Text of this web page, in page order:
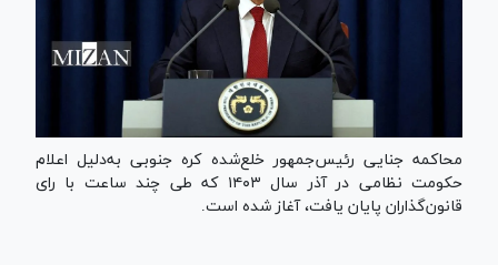
محاکمه جنایی رئیس‌جمهور خلع‌شده کره جنوبی به‌دلیل اعلام
حکومت نظامی در آذر سال ۱۴۰۳ که طی چند ساعت با رای
قانون‌گذاران پایان یافت، آغاز شده است.